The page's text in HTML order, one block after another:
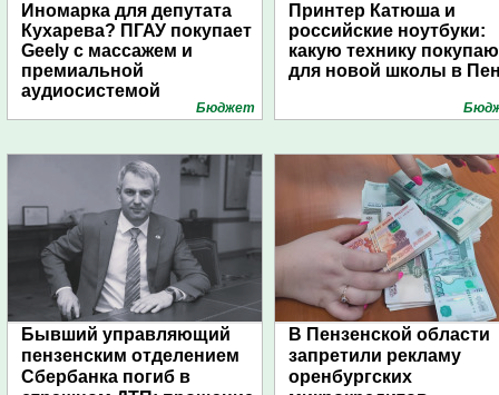
Иномарка для депутата
Кухарева? ПГАУ покупает
Geely с массажем и
премиальной
аудиосистемой
Бюджет
Принтер Катюша и
российские ноутбуки:
какую технику
для новой школы в
Бывший управляющий
пензенским отделением
Сбербанка погиб в
В Пензенской области
запретили рекламу
оренбургских